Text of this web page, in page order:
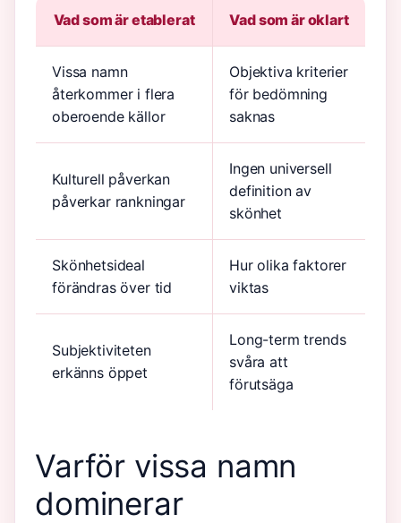
Vad som är etablerat Vad som är oklart
Vissa namn
återkommer i flera
oberoende källor
Objektiva kriterier
för bedömning
saknas
Kulturell påverkan
påverkar rankningar
Ingen universell
definition av
skönhet
Skönhetsideal
förändras över tid
Hur olika faktorer
viktas
Subjektiviteten
erkänns öppet
Long-term trends
svåra att
förutsäga
Varför vissa namn
dominerar